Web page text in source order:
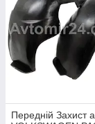
Передній Захист